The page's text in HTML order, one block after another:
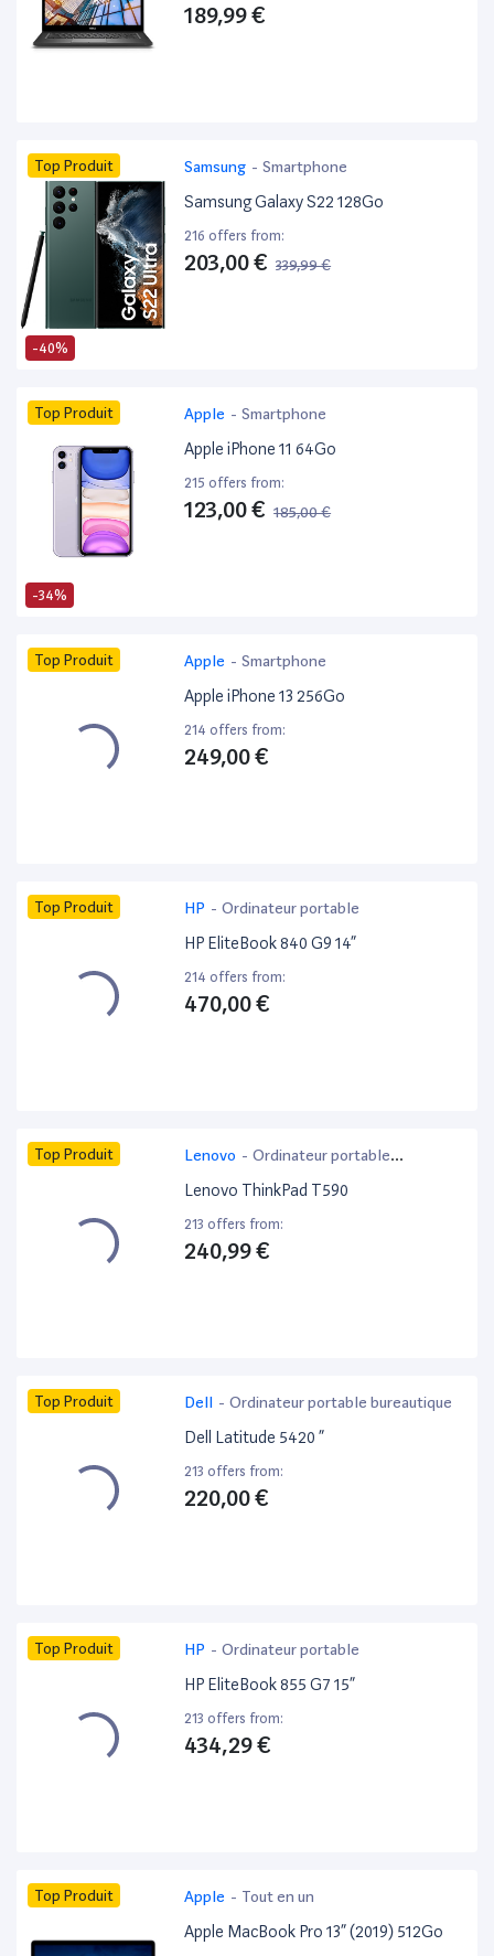
189,99 €
-40%
Top Produit Samsung - Smartphone
Samsung Galaxy S22 128Go
216 offers from:
203,00 € 339,99 €
-34%
Top Produit Apple - Smartphone
Apple iPhone 11 64Go
215 offers from:
123,00 € 185,00 €
Top Produit Apple - Smartphone
Apple iPhone 13 256Go
214 offers from:
249,00 €
Top Produit HP - Ordinateur portable
HP EliteBook 840 G9 14”
214 offers from:
470,00 €
Top Produit Lenovo - Ordinateur portable
bureautique
Lenovo ThinkPad T590
213 offers from:
240,99 €
Top Produit Dell - Ordinateur portable bureautique
Dell Latitude 5420 ”
213 offers from:
220,00 €
Top Produit HP - Ordinateur portable
HP EliteBook 855 G7 15”
213 offers from:
434,29 €
Top Produit Apple - Tout en un
Apple MacBook Pro 13” (2019) 512Go